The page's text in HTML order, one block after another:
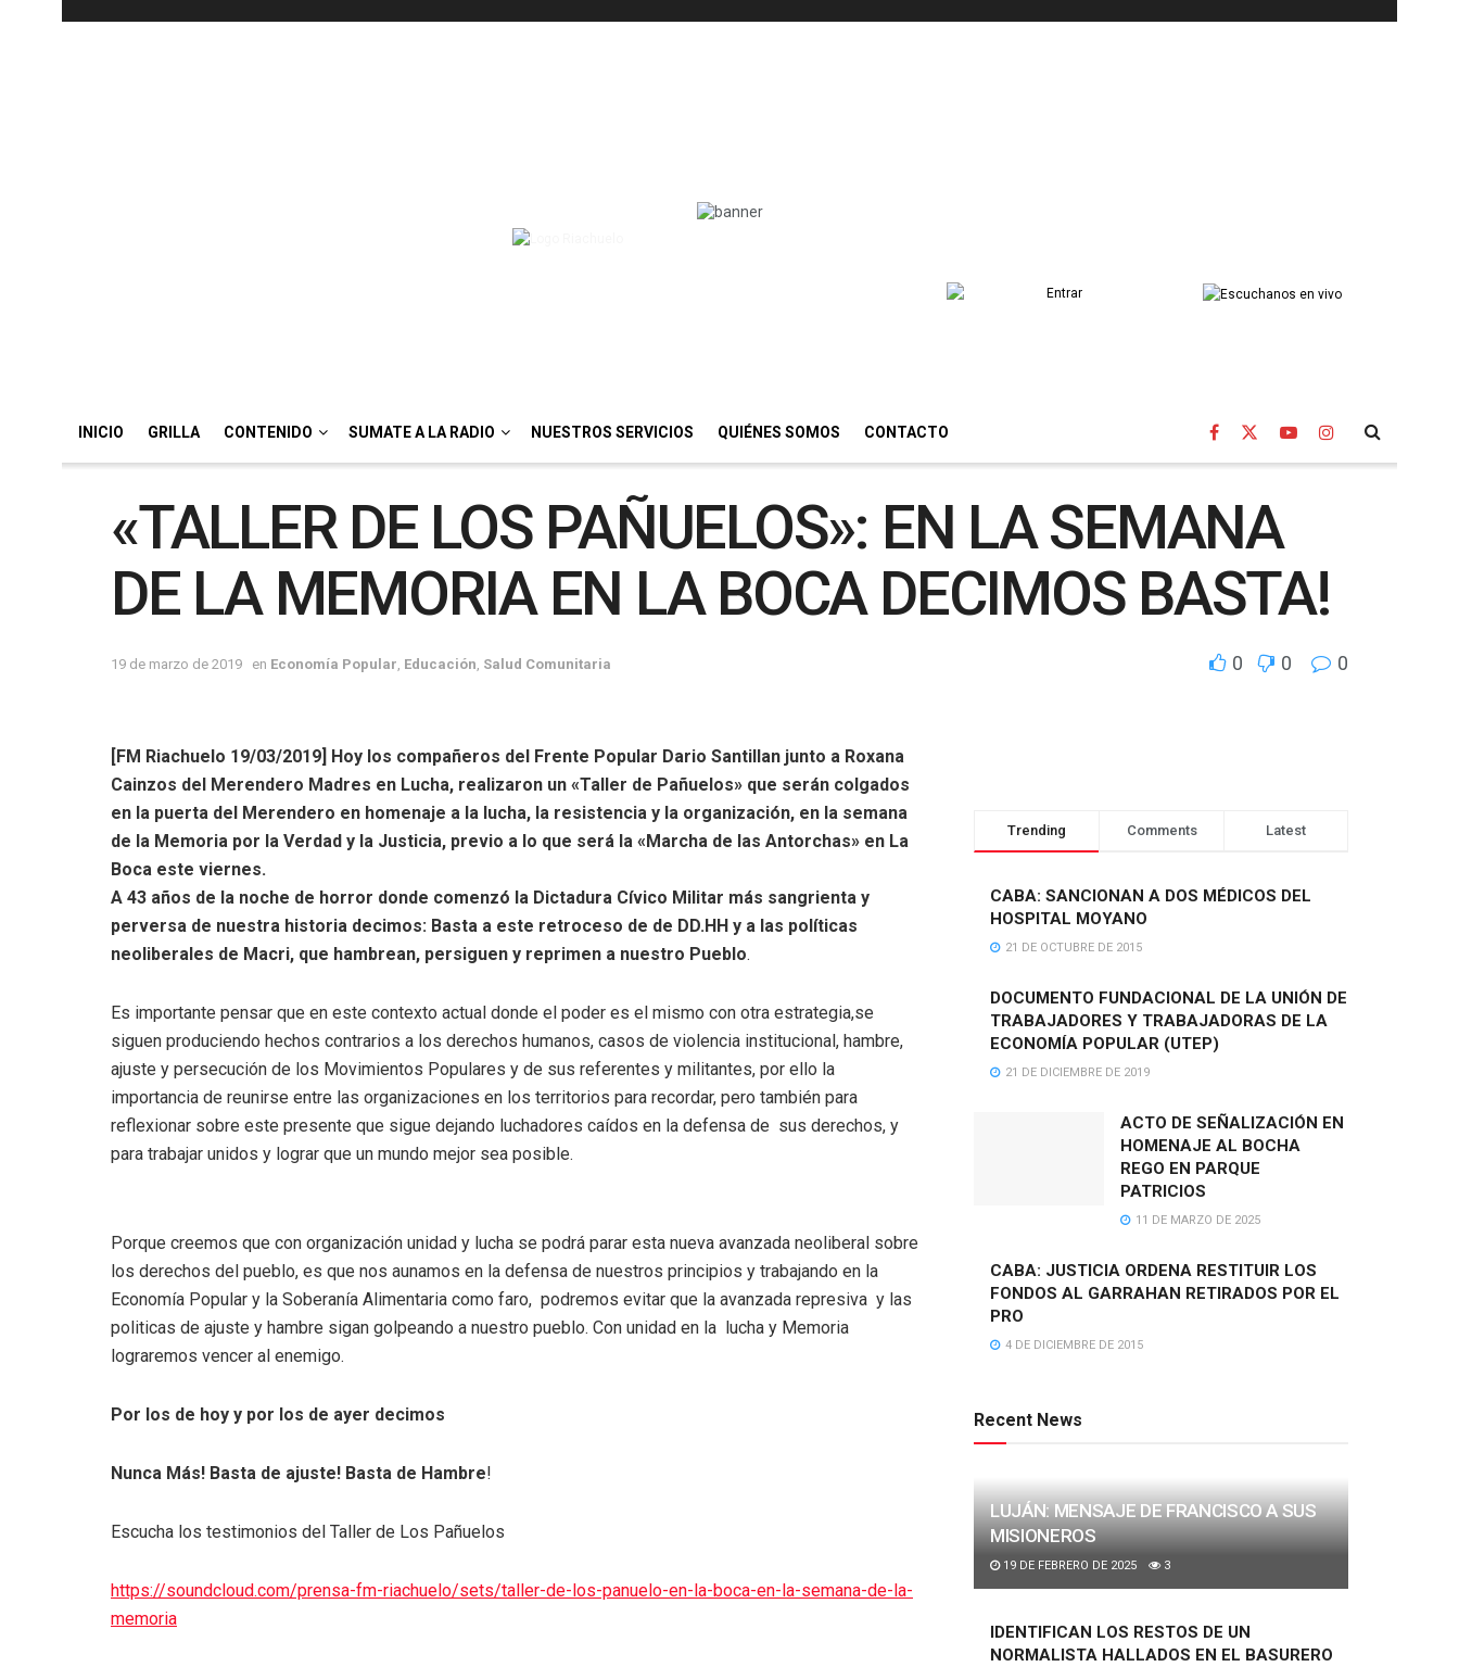
INICIO GRILLA CONTENIDO SUMATE A LA RADIO NUESTROS SERVICIOS QUIÉNES SOMOS CONTACTO
«TALLER DE LOS PAÑUELOS»: EN LA SEMANA
DE LA MEMORIA EN LA BOCA DECIMOS BASTA!
19 de marzo de 2019 en Economía Popular, Educación, Salud Comunitaria 0 0 0
[FM Riachuelo 19/03/2019] Hoy los compañeros del Frente Popular Dario Santillan junto a Roxana
Cainzos del Merendero Madres en Lucha, realizaron un «Taller de Pañuelos» que serán colgados
en la puerta del Merendero en homenaje a la lucha, la resistencia y la organización, en la semana
de la Memoria por la Verdad y la Justicia, previo a lo que será la «Marcha de las Antorchas» en La
Boca este viernes.
A 43 años de la noche de horror donde comenzó la Dictadura Cívico Militar más sangrienta y
perversa de nuestra historia decimos: Basta a este retroceso de de DD.HH y a las políticas
neoliberales de Macri, que hambrean, persiguen y reprimen a nuestro Pueblo.
Es importante pensar que en este contexto actual donde el poder es el mismo con otra estrategia,se
siguen produciendo hechos contrarios a los derechos humanos, casos de violencia institucional, hambre,
ajuste y persecución de los Movimientos Populares y de sus referentes y militantes, por ello la
importancia de reunirse entre las organizaciones en los territorios para recordar, pero también para
reflexionar sobre este presente que sigue dejando luchadores caídos en la defensa de sus derechos, y
para trabajar unidos y lograr que un mundo mejor sea posible.
Porque creemos que con organización unidad y lucha se podrá parar esta nueva avanzada neoliberal sobre
los derechos del pueblo, es que nos aunamos en la defensa de nuestros principios y trabajando en la
Economía Popular y la Soberanía Alimentaria como faro, podremos evitar que la avanzada represiva y las
politicas de ajuste y hambre sigan golpeando a nuestro pueblo. Con unidad en la lucha y Memoria
lograremos vencer al enemigo.
Por los de hoy y por los de ayer decimos
Nunca Más! Basta de ajuste! Basta de Hambre!
Escucha los testimonios del Taller de Los Pañuelos
https://soundcloud.com/prensa-fm-riachuelo/sets/taller-de-los-panuelo-en-la-boca-en-la-semana-de-la-
memoria
Trending Comments Latest
CABA: SANCIONAN A DOS MÉDICOS DEL
HOSPITAL MOYANO
21 DE OCTUBRE DE 2015
DOCUMENTO FUNDACIONAL DE LA UNIÓN DE
TRABAJADORES Y TRABAJADORAS DE LA
ECONOMÍA POPULAR (UTEP)
21 DE DICIEMBRE DE 2019
ACTO DE SEÑALIZACIÓN EN
HOMENAJE AL BOCHA
REGO EN PARQUE
PATRICIOS
11 DE MARZO DE 2025
CABA: JUSTICIA ORDENA RESTITUIR LOS
FONDOS AL GARRAHAN RETIRADOS POR EL
PRO
4 DE DICIEMBRE DE 2015
Recent News
LUJÁN: MENSAJE DE FRANCISCO A SUS
MISIONEROS
19 DE FEBRERO DE 2025 3
IDENTIFICAN LOS RESTOS DE UN
NORMALISTA HALLADOS EN EL BASURERO